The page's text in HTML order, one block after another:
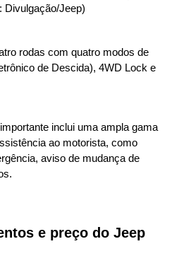
Divulgação/Jeep)
rodas com quatro modos de
de Descida), 4WD Lock e
inclui uma ampla gama
ao motorista, como
aviso de mudança de
e preço do Jeep